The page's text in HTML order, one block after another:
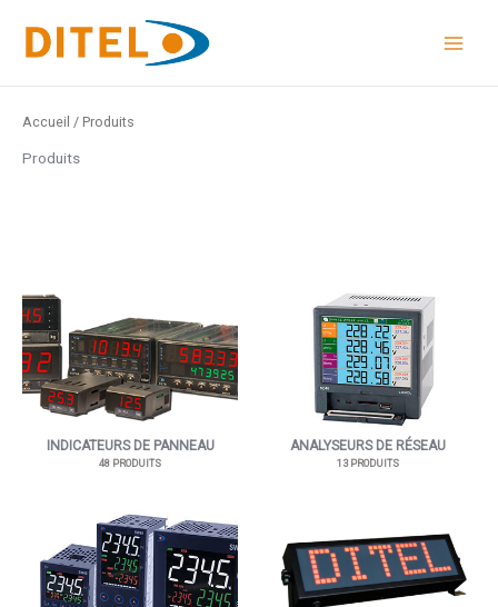
contenu
Accueil / Produits
Produits
INDICATEURS DE PANNEAU
48 PRODUITS
ANALYSEURS DE RÉSEAU
13 PRODUITS